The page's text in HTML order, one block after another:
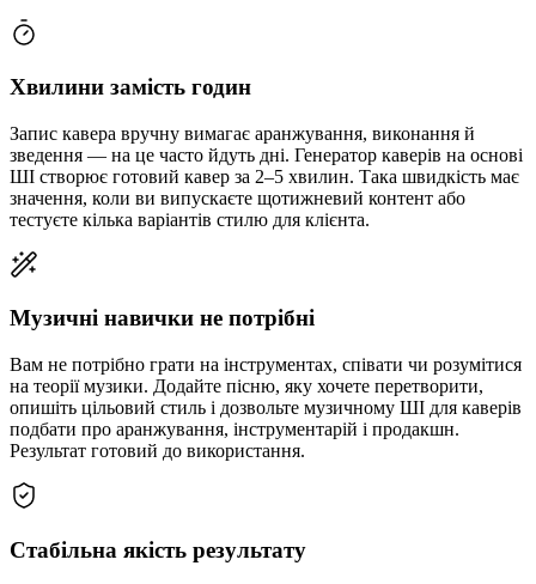
Хвилини замість годин
Запис кавера вручну вимагає аранжування, виконання й
зведення — на це часто йдуть дні. Генератор каверів на основі
ШІ створює готовий кавер за 2–5 хвилин. Така швидкість має
значення, коли ви випускаєте щотижневий контент або
тестуєте кілька варіантів стилю для клієнта.
Музичні навички не потрібні
Вам не потрібно грати на інструментах, співати чи розумітися
на теорії музики. Додайте пісню, яку хочете перетворити,
опишіть цільовий стиль і дозвольте музичному ШІ для каверів
подбати про аранжування, інструментарій і продакшн.
Результат готовий до використання.
Стабільна якість результату